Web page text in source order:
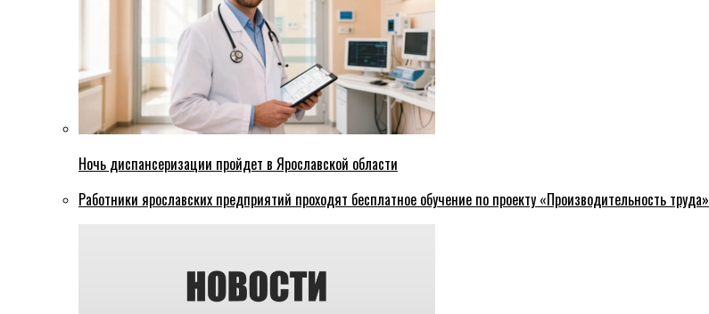
Ночь диспансеризации пройдет в Ярославской области
Работники ярославских предприятий проходят бесплатное обучение по проекту «Производительность труда»